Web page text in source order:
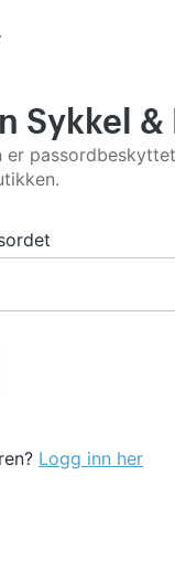
Sykkel &
er
Logg inn her